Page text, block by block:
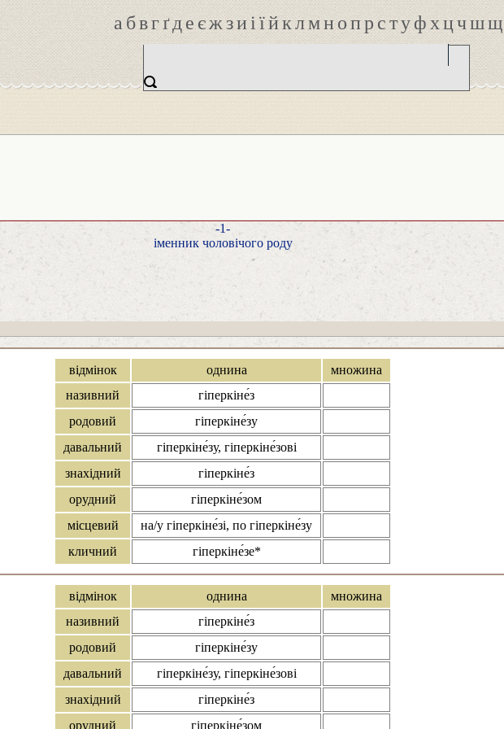
абвгґдеєжзиіїйклмнопрстуфхцчшщ
-1-
іменник чоловічого роду
відмінок однина
множина
називний
гіперкіне́з
родовий
гіперкіне́зу
давальний
гіперкіне́зу, гіперкіне́зові
знахідний
гіперкіне́з
орудний
гіперкіне́зом
місцевий
на/у гіперкіне́зі, по гіперкіне́зу
кличний
гіперкіне́зе*
відмінок однина
множина
називний
гіперкіне́з
родовий
гіперкіне́зу
давальний
гіперкіне́зу, гіперкіне́зові
знахідний
гіперкіне́з
орудний
гіперкіне́зом